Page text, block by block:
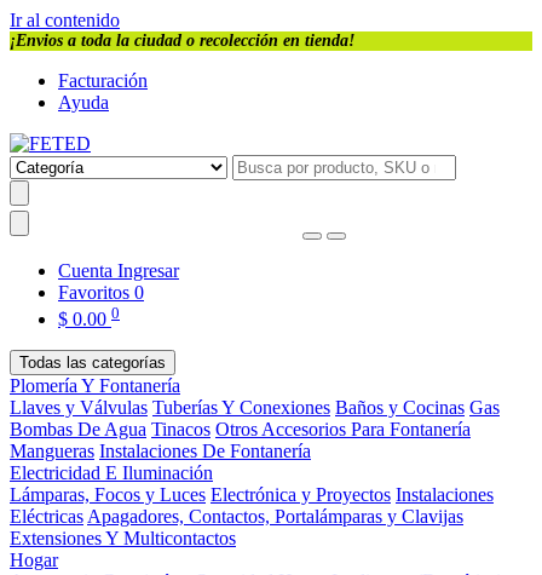
Ir al contenido
¡Envios a toda la ciudad o recolección en tienda!
Facturación
Ayuda
Cuenta Ingresar
Favoritos 0
$ 0.00 0
Todas las categorías
Plomería Y Fontanería
Llaves y Válvulas Tuberías Y Conexiones Baños y Cocinas Gas
Bombas De Agua Tinacos Otros Accesorios Para Fontanería
Mangueras Instalaciones De Fontanería
Electricidad E Iluminación
Lámparas, Focos y Luces Electrónica y Proyectos Instalaciones
Eléctricas Apagadores, Contactos, Portalámparas y Clavijas
Extensiones Y Multicontactos
Hogar